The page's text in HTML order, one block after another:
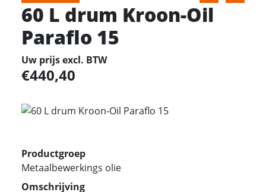
60 L drum Kroon-Oil
Paraflo 15
Uw prijs excl. BTW
440,40
Productgroep
Metaalbewerkings olie
Omschrijving